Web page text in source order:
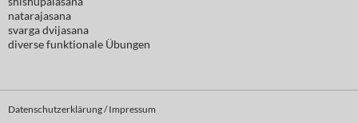
natarajasana
svarga dvijasana
diversefunktionale Übungen
Datenschutzerklärung / Impressum